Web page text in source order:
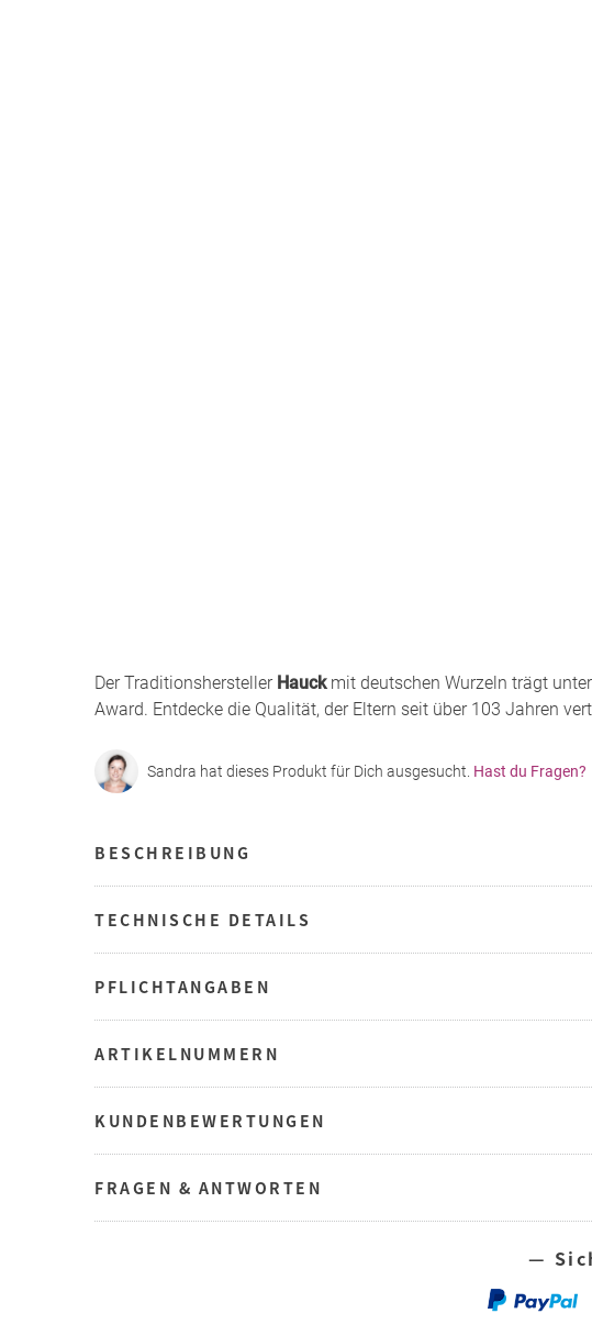
Der Traditionshersteller Hauckmit deutschen Wurzeln trägt
Award. Entdecke die Qualität, der Eltern seit über 103 Jahren
Sandra hat dieses Produkt für Dich ausgesucht. Hast du Fragen?
BESCHREIBUNG
TECHNISCHE DETAILS
PFLICHTANGABEN
ARTIKELNUMMERN
KUNDENBEWERTUNGEN
FRAGEN & ANTWORTEN
—